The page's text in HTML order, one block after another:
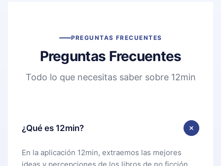
PREGUNTAS FRECUENTES
Preguntas Frecuentes
Todo lo que necesitas saber sobre 12min
¿Qué es 12min?
En la aplicación 12min, extraemos las mejores